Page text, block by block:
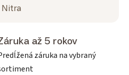
Nitra
až 5 rokov
záruka na vybraný